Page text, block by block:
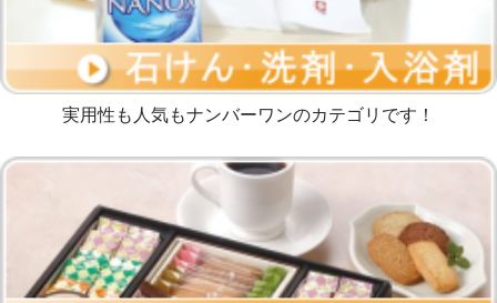
実用性も人気もナンバーワンのカテゴリです！